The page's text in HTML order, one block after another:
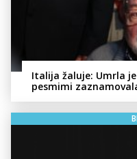
Italija žaluje: Umrla
pesmimi